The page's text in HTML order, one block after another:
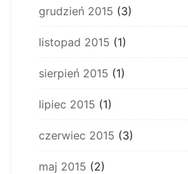
grudzień 2015 (3)
listopad 2015 (1)
sierpień 2015 (1)
lipiec 2015 (1)
czerwiec 2015 (3)
maj 2015 (2)